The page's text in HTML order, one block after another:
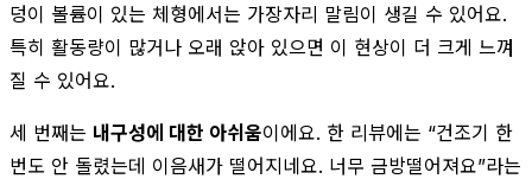
덩이 볼륨이 있는 체형에서는 가장자리 말림이 생길 수 있어요.
특히 활동량이 많거나 오래 앉아 있으면 이 현상이 더 크게 느껴
질 수 있어요.
세 번째는 내구성에 대한 아쉬움이에요. 한 리뷰에는 “건조기 한
번도 안 돌렸는데 이음새가 떨어지네요. 너무 금방떨어져요”라는